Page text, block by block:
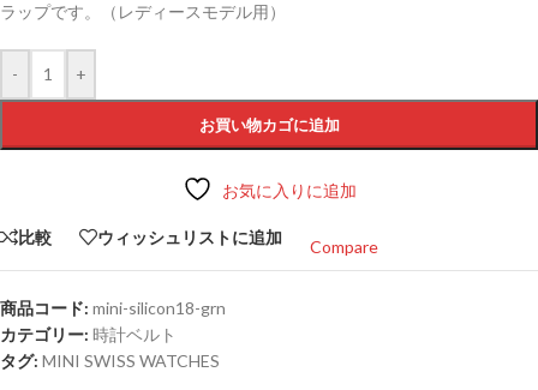
ラップです。（レディースモデル用）
- +
お買い物カゴに追加
お気に入りに追加
比較 ウィッシュリストに追加
Compare
商品コード: mini-silicon18-grn
カテゴリー: 時計ベルト
タグ: MINI SWISS WATCHES